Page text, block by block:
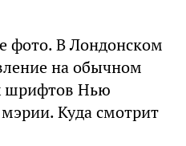
фото. В Лондонском
на обычном
шрифтов Нью
Куда смотрит